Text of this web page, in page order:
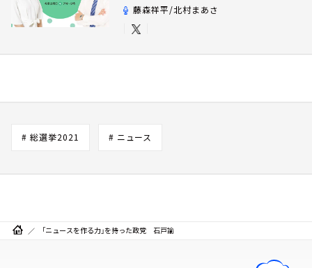
藤森祥平/北村まあさ
# 総選挙2021 # ニュース
「ニュースを作る力」を持った政党 石戸諭